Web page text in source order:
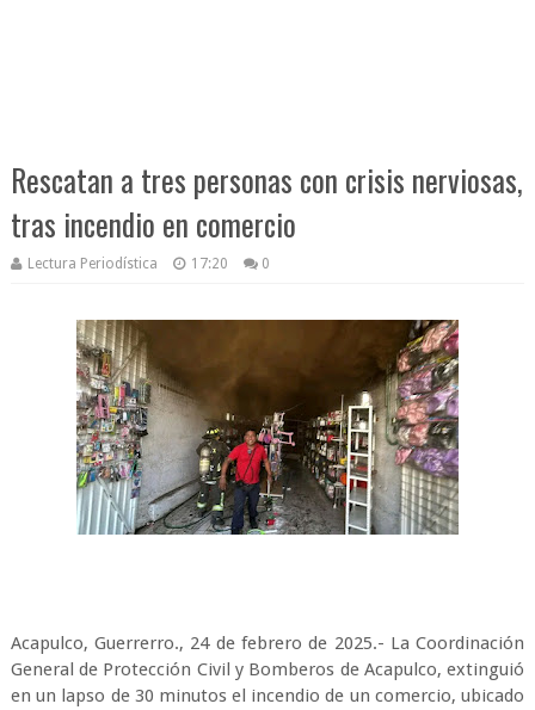
Rescatan a tres personas con crisis nerviosas,
tras incendio en comercio
Lectura Periodística 17:20 0
Acapulco, Guerrerro., 24 de febrero de 2025.- La Coordinación
General de Protección Civil y Bomberos de Acapulco, extinguió
en un lapso de 30 minutos el incendio de un comercio, ubicado